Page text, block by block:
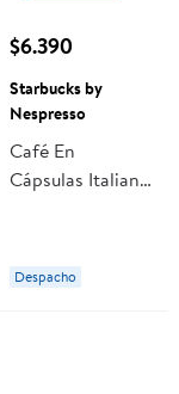
$6.390
Starbucks by
Nespresso
Café En
Cápsulas Italian
Starbucks by
Nespresso
Despacho